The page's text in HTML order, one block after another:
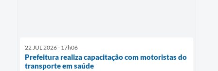
22 JUL 2026 - 17h06
Prefeitura realiza capacitação com motoristas do
transporte em saúde